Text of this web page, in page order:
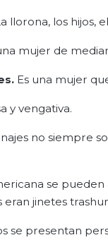
llorona, los hijos,
mujer de
Es una mujer
y vengativa.
no siempre
se
jinetes
se presentan